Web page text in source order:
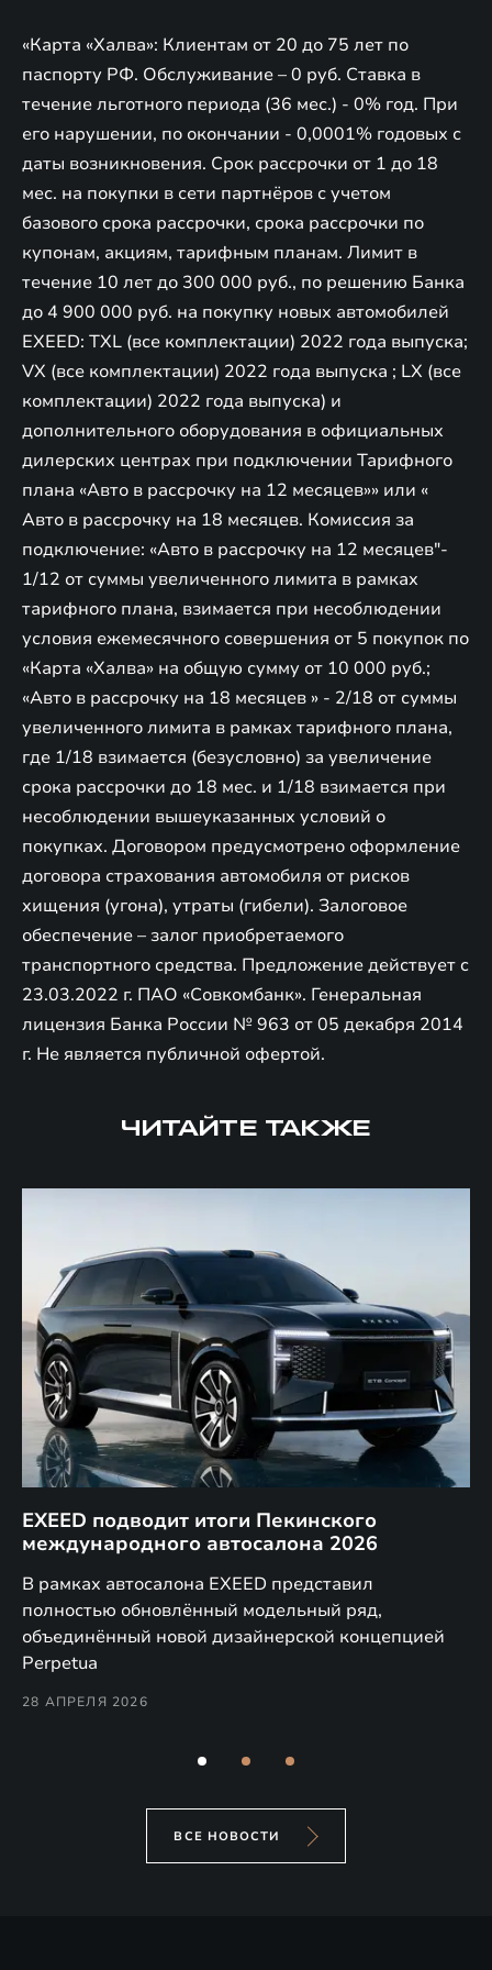
«Карта «Халва»: Клиентам от 20 до 75 лет по
паспорту РФ. Обслуживание – 0 руб. Ставка в
течение льготного периода (36 мес.) - 0% год. При
его нарушении, по окончании - 0,0001% годовых с
даты возникновения. Срок рассрочки от 1 до 18
мес. на покупки в сети партнёров с учетом
базового срока рассрочки, срока рассрочки по
купонам, акциям, тарифным планам. Лимит в
течение 10 лет до 300 000 руб., по решению Банка
до 4 900 000 руб. на покупку новых автомобилей
EXEED: TXL (все комплектации) 2022 года выпуска;
VX (все комплектации) 2022 года выпуска ; LX (все
комплектации) 2022 года выпуска) и
дополнительного оборудования в официальных
дилерских центрах при подключении Тарифного
плана «Авто в рассрочку на 12 месяцев»» или «
Авто в рассрочку на 18 месяцев. Комиссия за
подключение: «Авто в рассрочку на 12 месяцев"-
1/12 от суммы увеличенного лимита в рамках
тарифного плана, взимается при несоблюдении
условия ежемесячного совершения от 5 покупок по
«Карта «Халва» на общую сумму от 10 000 руб.;
«Авто в рассрочку на 18 месяцев » - 2/18 от суммы
увеличенного лимита в рамках тарифного плана,
где 1/18 взимается (безусловно) за увеличение
срока рассрочки до 18 мес. и 1/18 взимается при
несоблюдении вышеуказанных условий о
покупках. Договором предусмотрено оформление
договора страхования автомобиля от рисков
хищения (угона), утраты (гибели). Залоговое
обеспечение – залог приобретаемого
транспортного средства. Предложение действует c
23.03.2022 г. ПАО «Совкомбанк». Генеральная
лицензия Банка России № 963 от 05 декабря 2014
г. Не является публичной офертой.
ЧИТАЙТЕ ТАКЖЕ
EXEED подводит итоги Пекинского
международного автосалона 2026
В рамках автосалона EXEED представил
полностью обновлённый модельный ряд,
объединённый новой дизайнерской концепцией
Perpetua
28 АПРЕЛЯ 2026
ВСЕ НОВОСТИ